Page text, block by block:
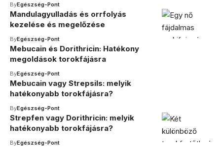
ByEgészség-Pont
Mandulagyulladás és orrfolyás
kezelése és megelőzése
ByEgészség-Pont
Mebucain és Dorithricin: Hatékony
megoldások torokfájásra
ByEgészség-Pont
Mebucain vagy Strepsils: melyik
hatékonyabb torokfájásra?
ByEgészség-Pont
Strepfen vagy Dorithricin: melyik
hatékonyabb torokfájásra?
ByEgészség-Pont